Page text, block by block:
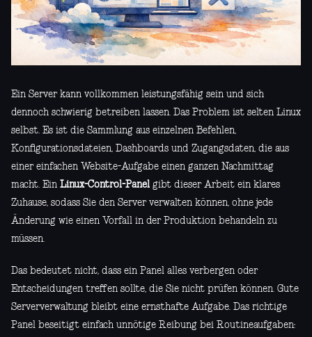
Ein Server kann vollkommen leistungsfähig sein und sich
dennoch schwierig betreiben lassen. Das Problem ist selten Linux
selbst. Es ist die Sammlung aus einzelnen Befehlen,
Konfigurationsdateien, Dashboards und Zugangsdaten, die aus
einer einfachen Website-Aufgabe einen ganzen Nachmittag
macht. Ein Linux-Control-Panel gibt dieser Arbeit ein klares
Zuhause, sodass Sie den Server verwalten können, ohne jede
Änderung wie einen Vorfall in der Produktion behandeln zu
müssen.
Das bedeutet nicht, dass ein Panel alles verbergen oder
Entscheidungen treffen sollte, die Sie nicht prüfen können. Gute
Serververwaltung bleibt eine ernsthafte Aufgabe. Das richtige
Panel beseitigt einfach unnötige Reibung bei Routineaufgaben: